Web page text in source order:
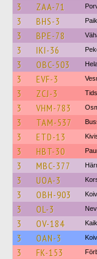
3 ZAA-71
3 BHS-3
3 BPE-78
3 IKI-36
3 OBC-503
3 EVF-3
3 ZCJ-3
3 VHM-783
3 TAM-537
3 ETD-13
3 HBT-30
3 MBC-377
3 UOA-3
3 OBH-903
3 OL-3
3 OV-184
3 OAN-3
3 FK-153